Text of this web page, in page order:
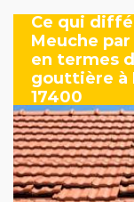
Ce qui
Meuche
en termes
gouttière à
17400